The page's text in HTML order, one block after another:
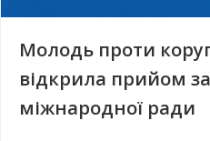
Молодь проти
відкрила прийом
міжнародної ради